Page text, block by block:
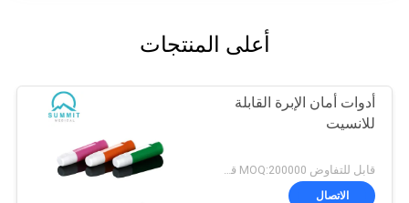
أعلى المنتجات
أدوات أمان الإبرة القابلة
للانسيت
الاتصال